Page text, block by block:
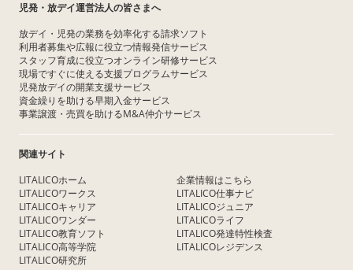
児発・放デイ運営法人の皆さまへ
放デイ・児発の業務を効率化する請求ソフト
利用者募集や広報に役立つ情報発信サービス
スタッフ育成に役立つオンライン研修サービス
現場ですぐに使える支援プログラムサービス
児発放デイの開業支援サービス
資金繰りを助ける早期入金サービス
事業譲渡・売買を助けるM&A仲介サービス
関連サイト
LITALICOホーム
LITALICOワークス
LITALICOキャリア
LITALICOワンダー
LITALICO教育ソフト
LITALICO高等学院
LITALICO研究所
企業情報はこちら
LITALICO仕事ナビ
LITALICOジュニア
LITALICOライフ
LITALICO発達特性検査
LITALICOレジデンス